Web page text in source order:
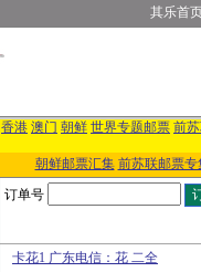
其乐首
香港 澳门 朝鲜 世界专题邮票 前
朝鲜邮票汇集 前苏联邮票专
订单号
卡花1 广东电信：花 二全